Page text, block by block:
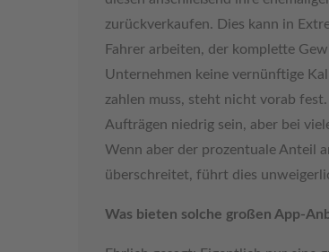
zurückverkaufen. Dies kann in
Fahrer arbeiten, der komplette
Unternehmen keine vernünftige
zahlen muss, steht nicht vorab
Aufträgen niedrig sein, aber bei
Wenn aber der prozentuale Anteil
überschreitet, führt dies
Was bieten solche großen App-